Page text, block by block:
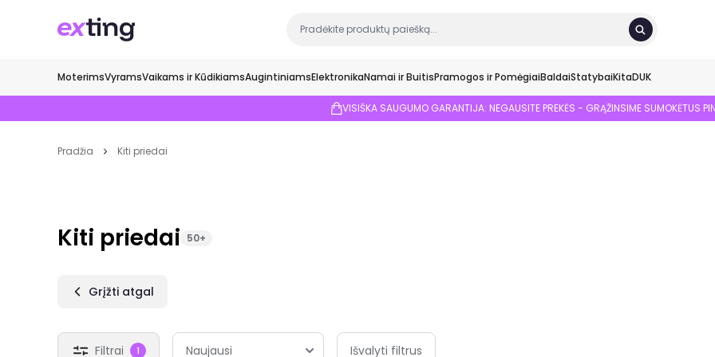
MoterimsVyramsVaikams ir KūdikiamsAugintiniamsElektronikaNamai ir BuitisPramogos ir PomėgiaiBaldaiStatybaiKitaDUK
VISIŠKA SAUGUMO GARANTIJA: NEGAUSITE PREKĖS - GRĄŽINSIME SUMOKĖTUS
Pradžia Kiti priedai
Kiti priedai 50+
Grįžti atgal
Filtrai 1 Išvalyti filtrus